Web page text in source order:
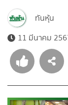
ทันหุ้น
11 มีนาคม